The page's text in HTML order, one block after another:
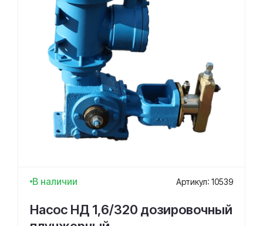
В наличии Артикул: 10539
Насос НД 1,6/320 дозировочный